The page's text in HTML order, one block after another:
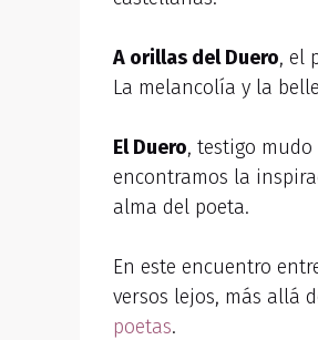
A orillas del Duero, el
La melancolía y la
El Duero, testigo
encontramos la
alma del poeta.
En este encuentro
versos lejos, más allá
poetas.